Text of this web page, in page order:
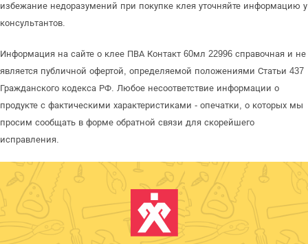
избежание недоразумений при покупке клея уточняйте информацию у
консультантов.
Информация на сайте о клее ПВА Контакт 60мл 22996 справочная и не
является публичной офертой, определяемой положениями Статьи 437
Гражданского кодекса РФ. Любое несоответствие информации о
продукте с фактическими характеристиками - опечатки, о которых мы
просим сообщать в форме обратной связи для скорейшего
исправления.